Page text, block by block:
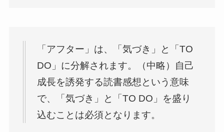
「アフター」は、「気づき」と「TO
DO」に分解されます。（中略）自己
成長を誘発する読書感想という意味
で、「気づき」と「TO DO」を盛り
込むことは必須となります。